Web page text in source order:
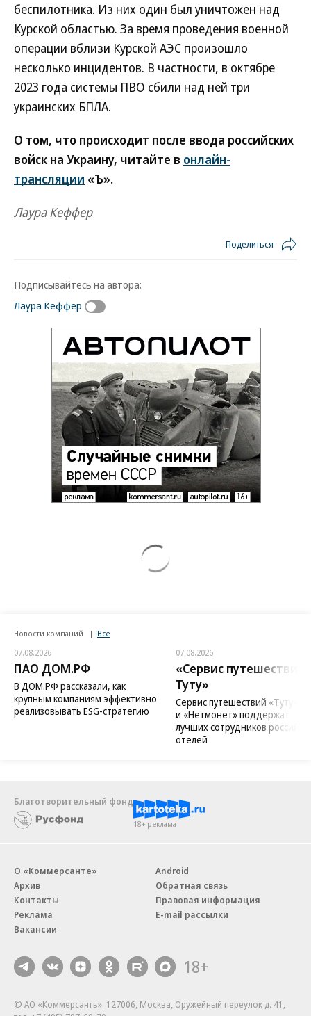
беспилотника. Из них один был уничтожен над
Курской областью. За время проведения военной
операции вблизи Курской АЭС произошло
несколько инцидентов. В частности, в октябре
2023 года системы ПВО сбили над ней три
украинских БПЛА.
О том, что происходит после ввода российских
войск на Украину, читайте в онлайн-
трансляции «Ъ».
Лаура Кеффер
Поделиться
Подписывайтесь на автора:
Лаура Кеффер
Новости компаний Все
07.08.2026
ПАО ДОМ.РФ
В ДОМ.РФ рассказали, как
крупным компаниям эффективно
реализовывать ESG-стратегию
07.08.2026
«Сервис путешествий
Туту»
Сервис путешествий «Туту»
и «Нетмонет» поддержат
лучших сотрудников
отелей
Благотворительный фонд
18+ реклама
О «Коммерсанте»
Архив
Контакты
Реклама
Вакансии
Android
Обратная связь
Правовая информация
E-mail рассылки
18+
© АО «Коммерсантъ». 127006, Москва, Оружейный переулок д. 41,